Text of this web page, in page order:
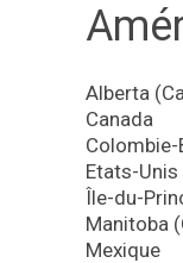
Alberta
Canada
Colombie-
Etats-Unis
Île-du-
Manitoba
Mexique